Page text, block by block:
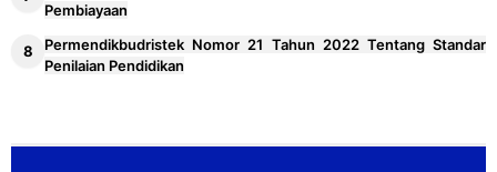
Pembiayaan
Permendikbudristek Nomor 21 Tahun 2022 Tentang Standar
Penilaian Pendidikan